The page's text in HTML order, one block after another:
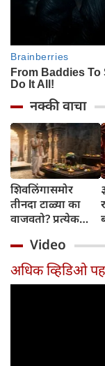
नक्की वाचा
शिवलिंगासमोर
तीनदा टाळ्या का
वाजवतो? प्रत्येक
जाणून घ्या
Video
अधिक व्हिडिओ